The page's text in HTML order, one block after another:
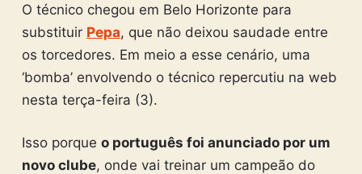
O técnico chegou em Belo Horizonte para
substituir Pepa, que não deixou saudade entre
os torcedores. Em meio a esse cenário, uma
‘bomba’ envolvendo o técnico repercutiu na web
nesta terça-feira (3).
Isso porque o português foi anunciado por um
novo clube, onde vai treinar um campeão do